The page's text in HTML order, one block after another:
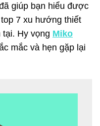
giúp bạn hiểu được
7 xu hướng thiết
Hy vọng Miko
mắc và hẹn gặp lại